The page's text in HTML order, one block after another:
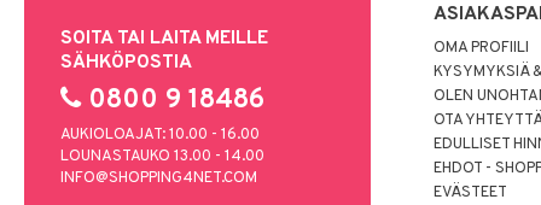
SOITA TAI LAITA MEILLE
SÄHKÖPOSTIA
0800 9 18486
AUKIOLOAJAT: 10.00 - 16.00
LOUNASTAUKO 13.00 - 14.00
INFO@SHOPPING4NET.COM
OMA PROFIILI
KYSYMYKSIÄ
OLEN
OTA
EDULLISET
EHDOT -
EVÄSTEET